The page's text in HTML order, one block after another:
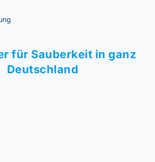
für Sauberkeit in ganz
Deutschland